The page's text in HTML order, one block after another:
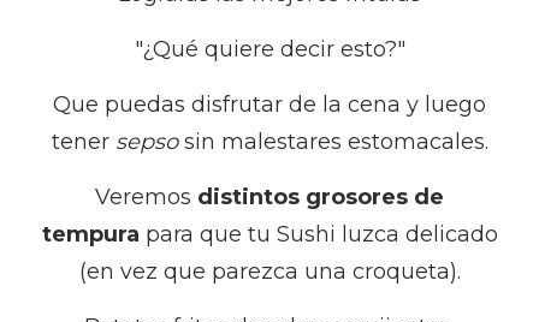
"¿Qué quiere decir esto?"
Que puedas disfrutar de la cena y luego
tener sepsosin malestares estomacales.
Veremos distintos grosores de
tempura para que tu Sushi luzca delicado
(en vez que parezca una croqueta).